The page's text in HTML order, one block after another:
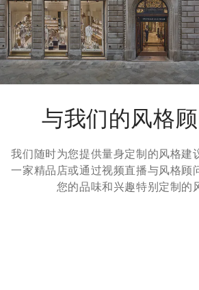
我们很乐意为您免费提供7天退货，30天
请参考退货页面。
与我们的风格
我们随时为您提供量身定制的风格建
一家精品店或通过视频直播与风格顾
您的品味和兴趣特别定制的